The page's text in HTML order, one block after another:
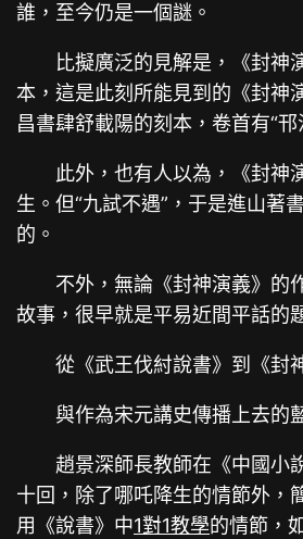
誰，至今仍是一個謎。
比擬廣泛的見解是，《封神
本，這是此刻所能見到的《封神
昌書肆舒載陽的刻本，卷首有“
此外，也有人以為，《封神
生。但“九試不遇”，于是進山著
的。
不外，無論《封神演義》的
故事，很早就是平易近間平話的
從《武王伐紂說書》到《封
與作為宋元講史傳播上去的
趙景深師長教師在《中國小
十回，除了哪吒降生的情節外，
用《說書》中1對1教學的情節，